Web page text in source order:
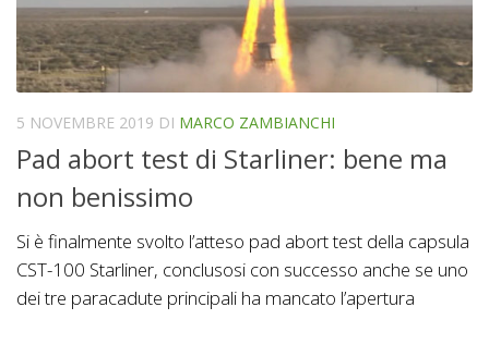
5 NOVEMBRE 2019 DI MARCO ZAMBIANCHI
Pad abort test di Starliner: bene ma
non benissimo
Si è finalmente svolto l’atteso pad abort test della capsula
CST-100 Starliner, conclusosi con successo anche se uno
dei tre paracadute principali ha mancato l’apertura